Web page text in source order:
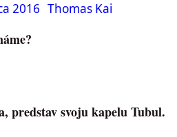
2016 Thomas Kai
predstav svoju kapelu Tubul.